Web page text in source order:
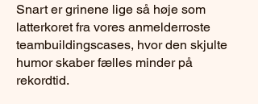
Snart er grinene lige så høje som
latterkoret fra vores anmelderroste
teambuildingscases, hvor den skjulte
humor skaber fælles minder på
rekordtid.